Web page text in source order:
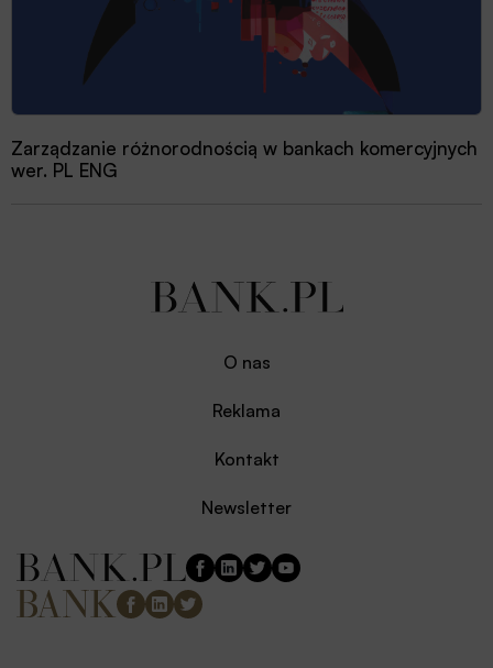
Zarządzanie różnorodnością w bankach komercyjnych
wer. PL ENG
O nas
Reklama
Kontakt
Newsletter